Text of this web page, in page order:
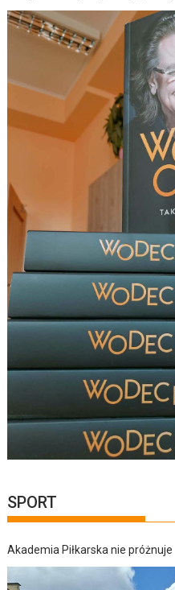
SPORT
Akademia Piłkarska nie próżnuje